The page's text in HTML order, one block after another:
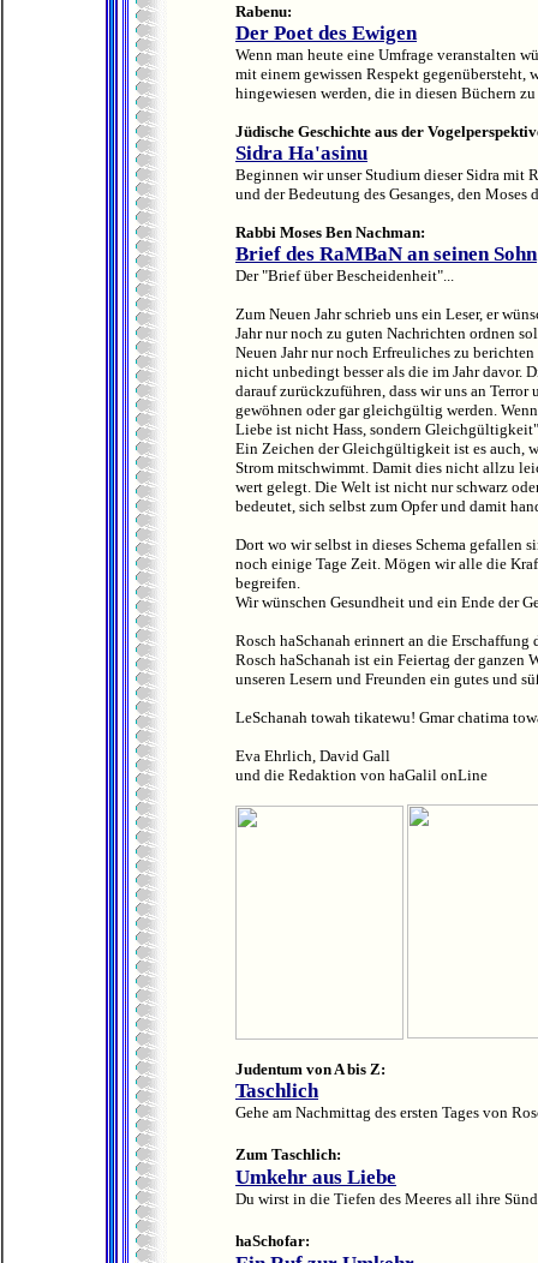
Rabenu:
Der Poet des Ewigen
Wenn man heute eine Umfrage veranstalten
mit einem gewissen Respekt
hingewiesen werden, die in diesen Büchern
Jüdische Geschichte aus der
Sidra Ha'asinu
Beginnen wir unser Studium dieser Sidra mit
und der Bedeutung des Gesanges, den Moses
Rabbi Moses Ben Nachman:
Brief des RaMBaN an seinen Sohn
Der "Brief über Bescheidenheit"...
Zum Neuen Jahr schrieb uns ein Leser, er
Jahr nur noch zu guten Nachrichten ordnen
Neuen Jahr nur noch Erfreuliches zu
nicht unbedingt besser als die im Jahr davor.
darauf zurückzuführen, dass wir uns an
gewöhnen oder gar gleichgültig werden.
Liebe ist nicht Hass, sondern
Ein Zeichen der Gleichgültigkeit ist es auch,
Strom mitschwimmt. Damit dies nicht allzu
wert gelegt. Die Welt ist nicht nur schwarz
bedeutet, sich selbst zum Opfer und damit
Dort wo wir selbst in dieses Schema gefallen
noch einige Tage Zeit. Mögen wir alle die
begreifen.
Wir wünschen Gesundheit und ein Ende der
Rosch haSchanah erinnert an die
Rosch haSchanah ist ein Feiertag der
unseren Lesern und Freunden ein gutes und
LeSchanah towah tikatewu! Gmar chatima
Eva Ehrlich, David Gall
und die Redaktion von haGalil onLine
Judentum von A bis Z:
Taschlich
Gehe am Nachmittag des ersten Tages von
Zum Taschlich:
Umkehr aus Liebe
Du wirst in die Tiefen des Meeres all ihre
haSchofar: